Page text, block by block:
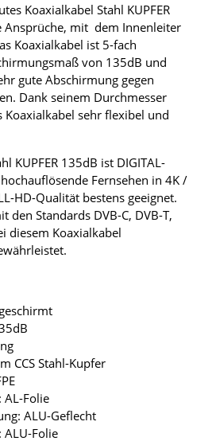
Koaxialkabel Stahl KUPFER
Ansprüche, mit dem Innenleiter
Koaxialkabel ist 5-fach
von 135dB und
gute Abschirmung gegen
Dank seinem Durchmesser
sehr flexibel und
KUPFER 135dB ist DIGITAL-
Fernsehen in 4K /
HD-Qualität bestens geeignet.
den Standards DVB-C, DVB-T,
diesem Koaxialkabel
CCS Stahl-Kupfer
AL-Folie
ALU-Geflecht
ALU-Folie